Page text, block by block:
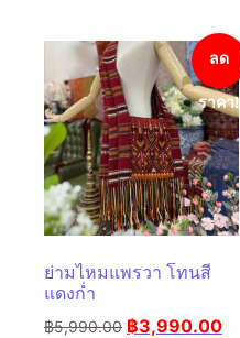
ลด
ราคา!
ย่ามไหมแพรวา โทนสี
แดงก่ำ
฿5,990.00 ฿3,990.00